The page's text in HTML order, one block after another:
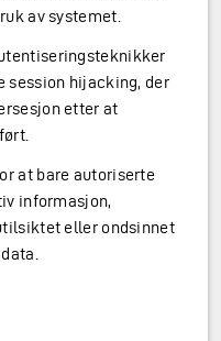
av systemet.
session hijacking, der
etter at
at bare autoriserte
informasjon,
eller ondsinnet